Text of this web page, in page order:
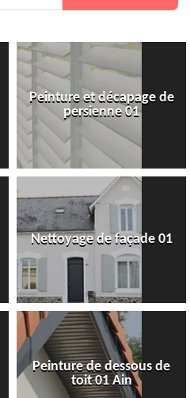
Peinture et décapage de
persienne 01
Nettoyage de façade 01
Peinture de dessous de
toit 01 Ain